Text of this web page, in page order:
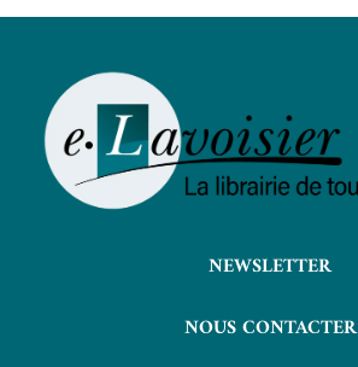
NEWSLETTER
NOUS CONTACTER